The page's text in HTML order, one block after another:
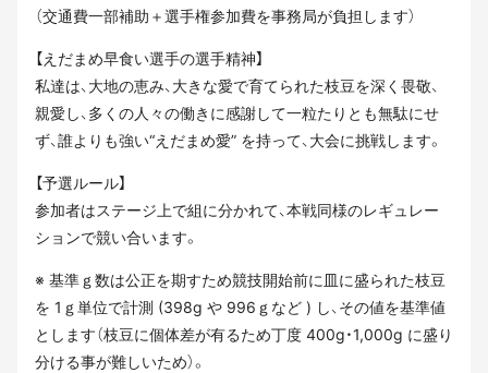
（交通費一部補助＋選手権参加費を事務局が負担します）
【えだまめ早食い選手の選手精神】
私達は、大地の恵み、大きな愛で育てられた枝豆を深く畏敬、
親愛し、多くの人々の働きに感謝して一粒たりとも無駄にせ
ず、誰よりも強い“えだまめ愛” を持って、大会に挑戦します。
【予選ルール】
参加者はステージ上で組に分かれて、本戦同様のレギュレー
ションで競い合います。
※ 基準ｇ数は公正を期すため競技開始前に皿に盛られた枝豆
を 1ｇ単位で計測 (398g や 996ｇなど ) し、その値を基準値
とします（枝豆に個体差が有るため丁度 400g・1,000g に盛り
分ける事が難しいため）。